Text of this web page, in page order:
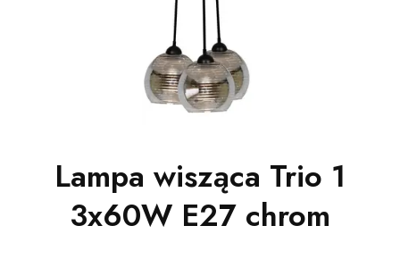
Lampa wisząca Trio 1
3x60W E27 chrom